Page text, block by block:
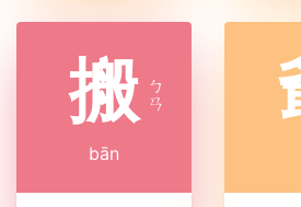
搬 ㄅ
ㄢ
bān